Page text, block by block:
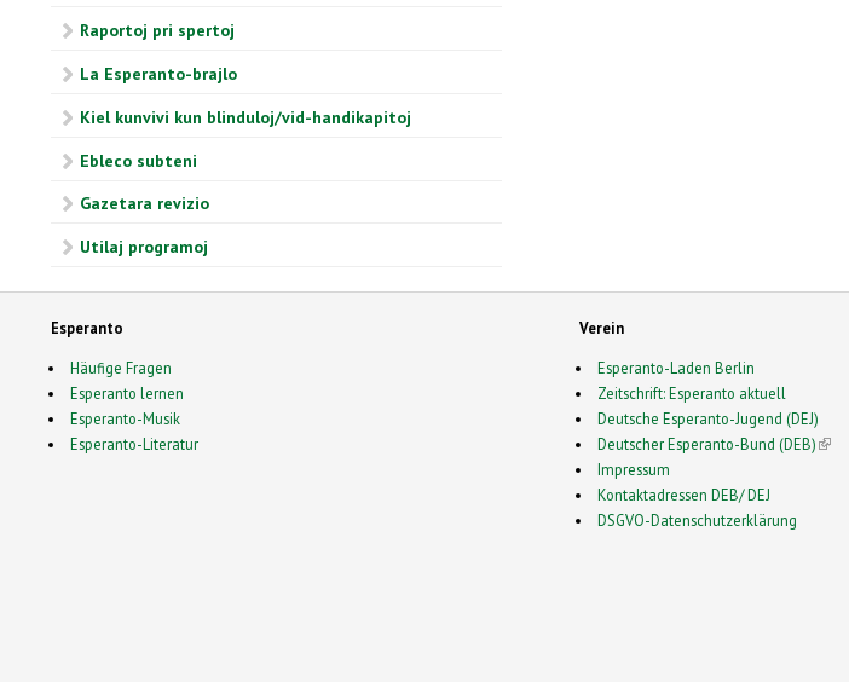
Raportoj pri spertoj
La Esperanto-brajlo
Kiel kunvivi kun blinduloj/vid-handikapitoj
Ebleco subteni
Gazetara revizio
Utilaj programoj
Esperanto
Häufige Fragen
Esperanto lernen
Esperanto-Musik
Esperanto-Literatur
Verein
Esperanto-Laden Berlin
Zeitschrift: Esperanto aktuell
Deutsche Esperanto-Jugend (DEJ)
Deutscher Esperanto-Bund (DEB)(link
Impressum
Kontaktadressen DEB/ DEJ
DSGVO-Datenschutzerklärung